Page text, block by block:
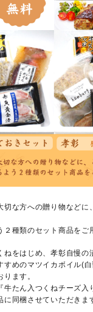
切な方への贈り物などに
２種類のセット商品をご
ねをはじめ、孝彰自慢の
すめのマツイカボイル(
ます。
牛たん入つくねチーズ入
同梱させていただきま